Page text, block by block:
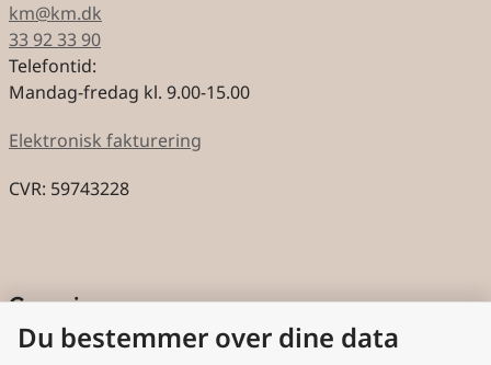
km@km.dk
33 92 33 90
Telefontid:
Mandag-fredag kl. 9.00-15.00
Elektronisk fakturering
CVR: 59743228
Genveje
Cookies
Du bestemmer over dine data